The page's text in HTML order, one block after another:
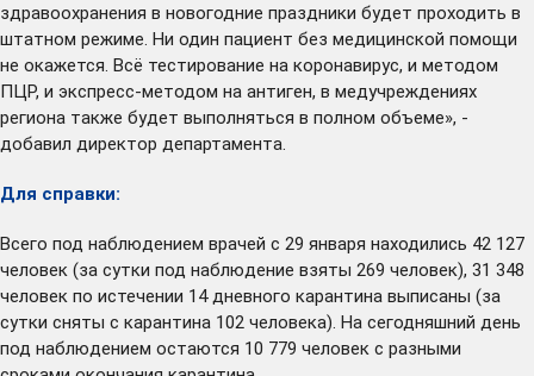
здравоохранения в новогодние праздники будет проходить в
штатном режиме. Ни один пациент без медицинской помощи
не окажется. Всё тестирование на коронавирус, и методом
ПЦР, и экспресс-методом на антиген, в медучреждениях
региона также будет выполняться в полном объеме», -
добавил директор департамента.
Для справки:
Всего под наблюдением врачей с 29 января находились 42 127
человек (за сутки под наблюдение взяты 269 человек), 31 348
человек по истечении 14 дневного карантина выписаны (за
сутки сняты с карантина 102 человека). На сегодняшний день
под наблюдением остаются 10 779 человек с разными